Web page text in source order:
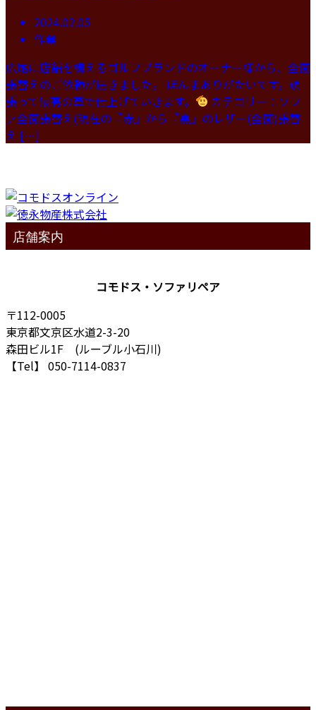
2024.02.05
作業
広尾に店舗を構えるゴルフブランドのオーナー様から、全面
張替えのご依頼が届きました。 ほんまありがたいです。頑
張って最高の革で仕上げていきます。
カテゴリー：ソフ
ァ全面張替え(現在の『赤』から『黒』のレザー(全面)張替
え […]
店舗案内
コモドス・ソファリペア
〒112-0005
東京都文京区水道2-3-20
森田ビル1F (ルーブル小石川)
【Tel】 050-7114-0837